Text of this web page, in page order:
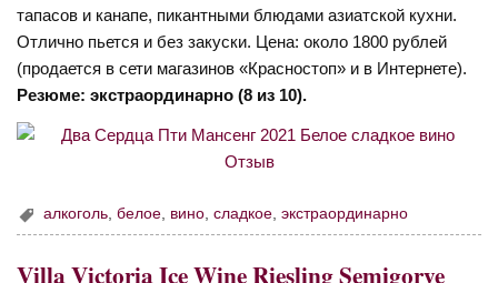
тапасов и канапе, пикантными блюдами азиатской кухни.
Отлично пьется и без закуски. Цена: около 1800 рублей
(продается в сети магазинов «Красностоп» и в Интернете).
Резюме: экстраординарно (8 из 10).
алкоголь ,белое вино ,сладкое ,экстраординарно
Villa Victoria Ice Wine Riesling Semigorye